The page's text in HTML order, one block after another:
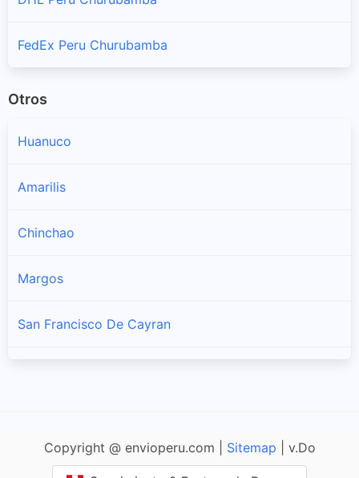
FedEx Peru Churubamba
Otros
Huanuco
Amarilis
Chinchao
Margos
San Francisco De Cayran
Yarumayo
Copyright @ envioperu.com | Sitemap | v.Do